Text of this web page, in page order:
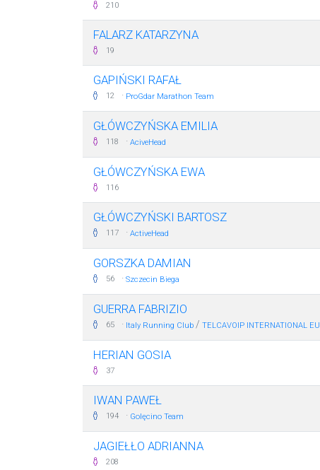
210
FALARZ KATARZYNA
19
GAPIŃSKI RAFAŁ
12 · ProGdar Marathon Team
GŁÓWCZYŃSKA EMILIA
118 · AciveHead
GŁÓWCZYŃSKA EWA
116
GŁÓWCZYŃSKI BARTOSZ
117 · ActiveHead
GORSZKA DAMIAN
56 · Szczecin Biega
GUERRA FABRIZIO
65 · Italy Running Club / TELCAVOIP INTERNATIONAL EU
HERIAN GOSIA
37
IWAN PAWEŁ
194 · Golęcino Team
JAGIEŁŁO ADRIANNA
208